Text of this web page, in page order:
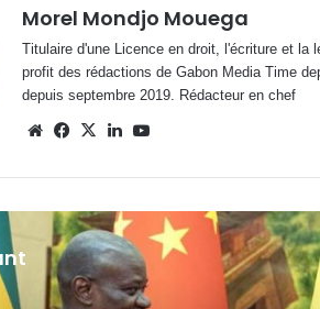
Morel Mondjo Mouega
Titulaire d'une Licence en droit, l'écriture et la
profit des rédactions de Gabon Media Time
depuis septembre 2019. Rédacteur en chef
WebsiteFacebook
X Linkedin